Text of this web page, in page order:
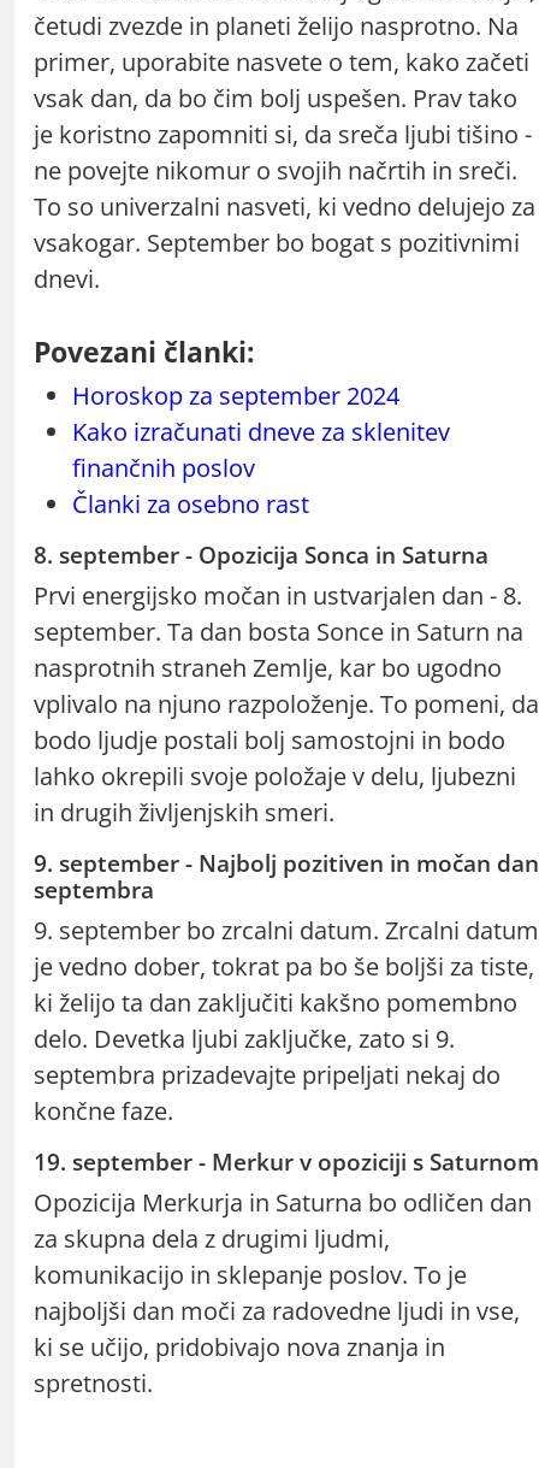
četudi zvezde in planeti želijo nasprotno. Na
primer, uporabite nasvete o tem, kako začeti
vsak dan, da bo čim bolj uspešen. Prav tako
je koristno zapomniti si, da sreča ljubi tišino -
ne povejte nikomur o svojih načrtih in sreči.
To so univerzalni nasveti, ki vedno delujejo za
vsakogar. September bo bogat s pozitivnimi
dnevi.
Povezani članki:
Horoskop za september 2024
Kako izračunati dneve za sklenitev
finančnih poslov
Članki za osebno rast
8. september - Opozicija Sonca in Saturna
Prvi energijsko močan in ustvarjalen dan - 8.
september. Ta dan bosta Sonce in Saturn na
nasprotnih straneh Zemlje, kar bo ugodno
vplivalo na njuno razpoloženje. To pomeni, da
bodo ljudje postali bolj samostojni in bodo
lahko okrepili svoje položaje v delu, ljubezni
in drugih življenjskih smeri.
9. september - Najbolj pozitiven in močan dan
septembra
9. september bo zrcalni datum. Zrcalni datum
je vedno dober, tokrat pa bo še boljši za tiste,
ki želijo ta dan zaključiti kakšno pomembno
delo. Devetka ljubi zaključke, zato si 9.
septembra prizadevajte pripeljati nekaj do
končne faze.
19. september - Merkur v opoziciji s Saturnom
Opozicija Merkurja in Saturna bo odličen dan
za skupna dela z drugimi ljudmi,
komunikacijo in sklepanje poslov. To je
najboljši dan moči za radovedne ljudi in vse,
ki se učijo, pridobivajo nova znanja in
spretnosti.